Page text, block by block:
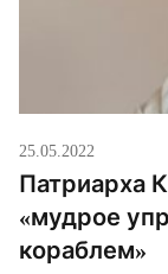
25.05.2022
Патриарха
«мудрое
кораблем»